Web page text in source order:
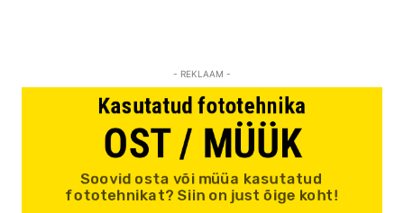
- REKLAAM -